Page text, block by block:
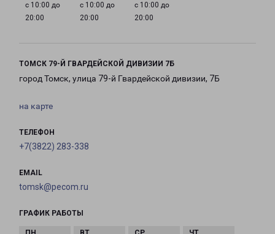
с 10:00 до
20:00
с 10:00 до
20:00
с 10:00 до
20:00
ТОМСК 79-Й ГВАРДЕЙСКОЙ ДИВИЗИИ 7Б
город Томск, улица 79-й Гвардейской дивизии, 7Б
на карте
ТЕЛЕФОН
+7(3822) 283-338
EMAIL
tomsk@pecom.ru
ГРАФИК РАБОТЫ